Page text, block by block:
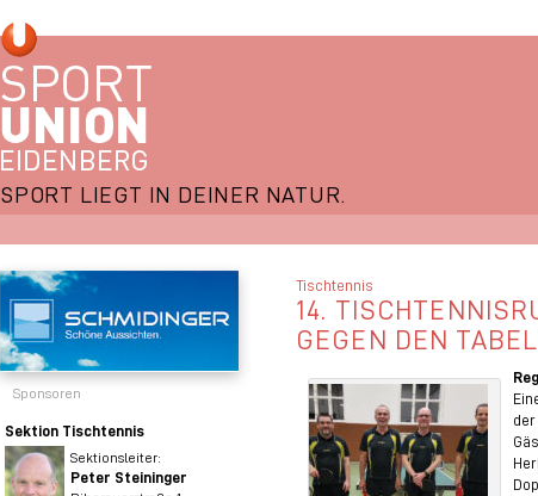
SPORT LIEGT IN DEINER NATUR.
Sponsoren
Sektion Tischtennis
Sektionsleiter:
Peter Steininger
Tischtennis
14.
GEGEN DEN